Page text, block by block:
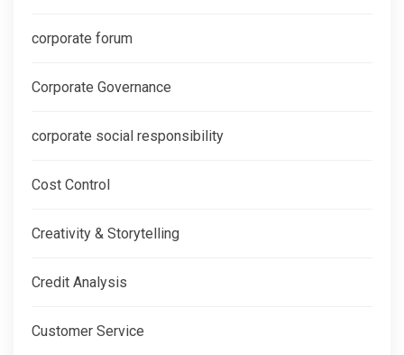
corporate forum
Corporate Governance
corporate social responsibility
Cost Control
Creativity & Storytelling
Credit Analysis
Customer Service